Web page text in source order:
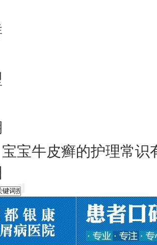
宝宝牛皮癣的护理常识